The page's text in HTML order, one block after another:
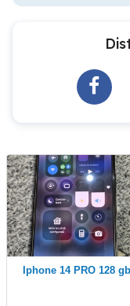
Iphone 14 PRO 128 gb